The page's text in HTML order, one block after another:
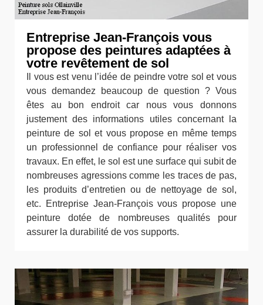
Entreprise Jean-François vous
propose des peintures adaptées à
votre revêtement de sol
Il vous est venu l’idée de peindre votre sol et vous
vous demandez beaucoup de question ? Vous
êtes au bon endroit car nous vous donnons
justement des informations utiles concernant la
peinture de sol et vous propose en même temps
un professionnel de confiance pour réaliser vos
travaux. En effet, le sol est une surface qui subit de
nombreuses agressions comme les traces de pas,
les produits d’entretien ou de nettoyage de sol,
etc. Entreprise Jean-François vous propose une
peinture dotée de nombreuses qualités pour
assurer la durabilité de vos supports.